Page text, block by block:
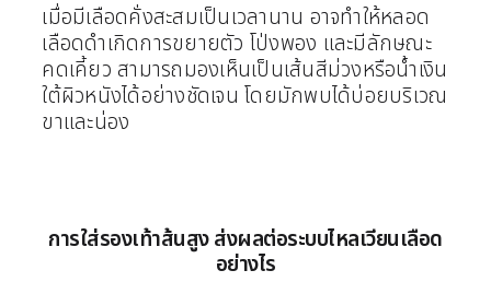
เมื่อมีเลือดคั่งสะสมเป็นเวลานาน อาจทำให้หลอด
เลือดดำเกิดการขยายตัว โป่งพอง และมีลักษณะ
คดเคี้ยว สามารถมองเห็นเป็นเส้นสีม่วงหรือน้ำเงิน
ใต้ผิวหนังได้อย่างชัดเจน โดยมักพบได้บ่อยบริเวณ
ขาและน่อง
การใส่รองเท้าส้นสูง ส่งผลต่อระบบไหลเวียนเลือด
อย่างไร